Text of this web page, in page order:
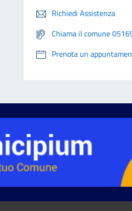
Richiedi Assistenza
Chiama il comune
Prenota un